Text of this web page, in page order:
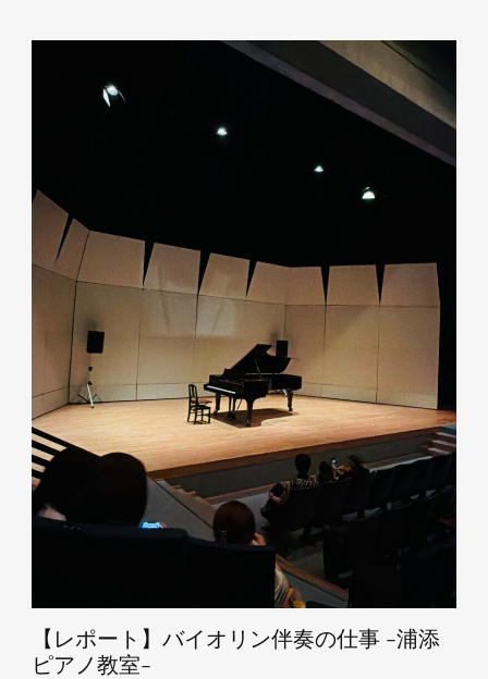
【レポート】バイオリン伴奏の仕事 -浦添
ピアノ教室-